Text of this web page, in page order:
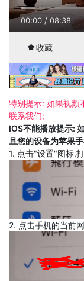
00:01/ 08:38
收藏
特别提示: 如果视频
联系我们;
IOS不能播放提示:
且您的设备为苹果
1. 点击"设置"图标,
2. 点击手机的当前